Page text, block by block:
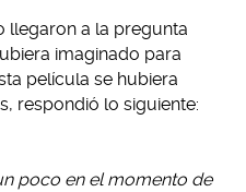
llegaron a la pregunta
imaginado para
película se hubiera
respondió lo siguiente:
poco en el momento de